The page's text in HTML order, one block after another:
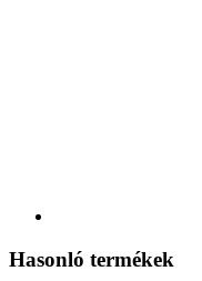
Hasonló termékek